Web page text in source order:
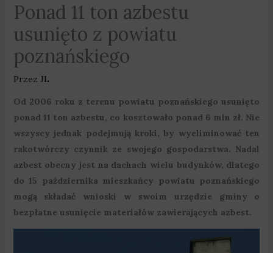
Ponad 11 ton azbestu
usunięto z powiatu
poznańskiego
Przez JL
Od 2006 roku z terenu powiatu poznańskiego usunięto
ponad 11 ton azbestu, co kosztowało ponad 6 mln zł. Nie
wszyscy jednak podejmują kroki, by wyeliminować ten
rakotwórczy czynnik ze swojego gospodarstwa. Nadal
azbest obecny jest na dachach wielu budynków, dlatego
do 15 października mieszkańcy powiatu poznańskiego
mogą składać wnioski w swoim urzędzie gminy o
bezpłatne usunięcie materiałów zawierających azbest.